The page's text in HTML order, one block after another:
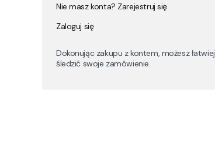
Nie masz konta? Zarejestruj się
Zaloguj się
Dokonując zakupu z kontem, możesz łatwiej
śledzić swoje zamówienie.